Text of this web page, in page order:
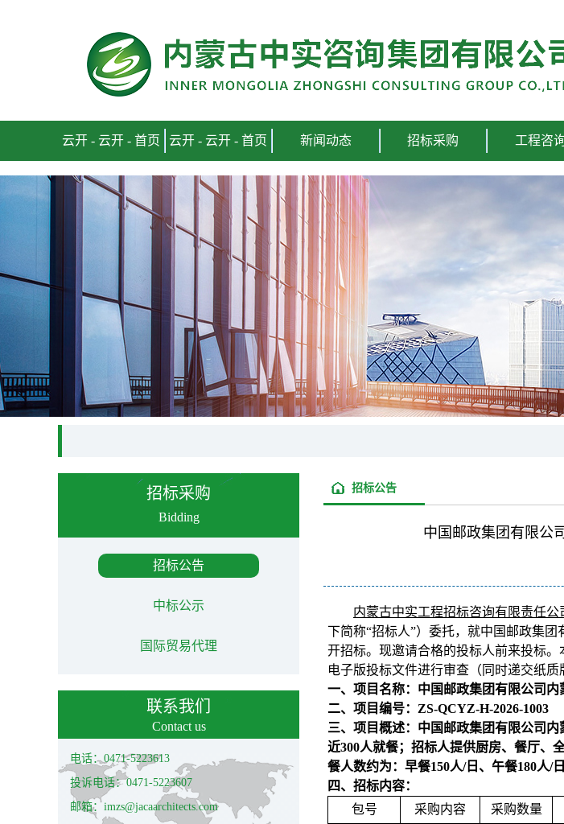
云开 - 云开 - 首页 云开 - 云开 - 首页 新闻动态 招标采购 工程咨
招标采购
Bidding
招标公告
中标公示
国际贸易代理
联系我们
Contact us
电话：0471-5223613
投诉电话：0471-5223607
邮箱：imzs@jacaarchitects.com
招标公告
中国邮政集团有限公
内蒙古中实工程招标咨询有限责任公
下简称“招标人”）委托，就中国邮政集
开招标。现邀请合格的投标人前来投标
电子版投标文件进行审查（同时递交纸质
一、项目名称：中国邮政集团有限公司
二、项目编号：ZS-QCYZ-H-2026-1003
三、项目概述：中国邮政集团有限公司
近300人就餐；招标人提供厨房、餐厅、
餐人数约为：早餐150人/日、午餐180人/
四、招标内容：
包号
采购内容 采购数量